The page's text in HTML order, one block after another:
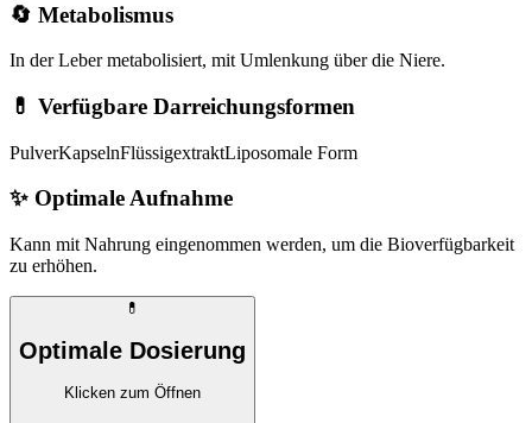
🔄 Metabolismus
In der Leber metabolisiert, mit Umlenkung über die Niere.
💊 Verfügbare Darreichungsformen
PulverKapselnFlüssigextraktLiposomale Form
✨ Optimale Aufnahme
Kann mit Nahrung eingenommen werden, um die Bioverfügbarkeit
zu erhöhen.
💊
Optimale Dosierung
Klicken zum Öffnen